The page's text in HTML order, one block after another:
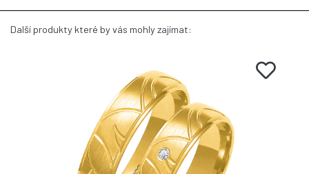
Další produkty které by vás mohly zajímat: